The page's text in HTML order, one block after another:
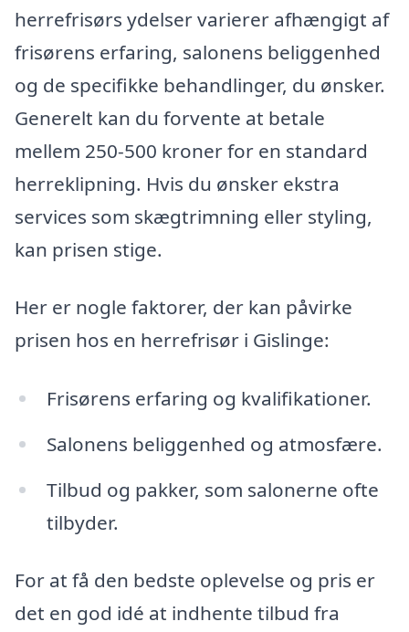
herrefrisørs ydelser varierer afhængigt af
frisørens erfaring, salonens beliggenhed
og de specifikke behandlinger, du ønsker.
Generelt kan du forvente at betale
mellem 250-500 kroner for en standard
herreklipning. Hvis du ønsker ekstra
services som skægtrimning eller styling,
kan prisen stige.
Her er nogle faktorer, der kan påvirke
prisen hos en herrefrisør i Gislinge:
Frisørens erfaring og kvalifikationer.
Salonens beliggenhed og atmosfære.
Tilbud og pakker, som salonerne ofte
tilbyder.
For at få den bedste oplevelse og pris er
det en god idé at indhente tilbud fra